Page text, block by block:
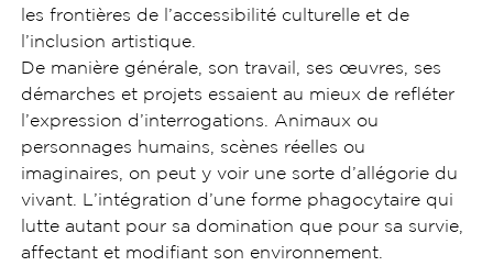
les frontières de l’accessibilité culturelle et de
l’inclusion artistique.
De manière générale, son travail, ses œuvres, ses
démarches et projets essaient au mieux de refléter
l’expression d’interrogations. Animaux ou
personnages humains, scènes réelles ou
imaginaires, on peut y voir une sorte d’allégorie du
vivant. L’intégration d’une forme phagocytaire qui
lutte autant pour sa domination que pour sa survie,
affectant et modifiant son environnement.